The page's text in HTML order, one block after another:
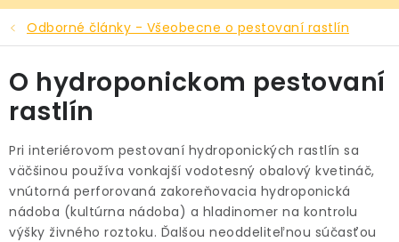
SUBSTRÁTY A PRÍSLUŠENSTVO
SERVIS INTERIÉROVEJ ZELENE
ŽIVÉ STENY
ODBORNÉ ČLÁNKY
Odborné články - Všeobecne o pestovaní rastlín
O hydroponickom pestovaní
rastlín
Pri interiérovom pestovaní hydroponických rastlín sa
väčšinou používa vonkajší vodotesný obalový kvetináč,
vnútorná perforovaná zakoreňovacia hydroponická
nádoba (kultúrna nádoba) a hladinomer na kontrolu
výšky živného roztoku. Ďalšou neoddeliteľnou súčasťou